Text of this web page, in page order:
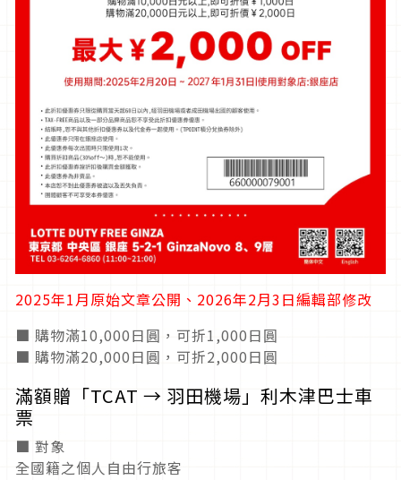
2025年1月原始文章公開、2026年2月3日編輯部修改
■ 購物滿10,000日圓，可折1,000日圓
■ 購物滿20,000日圓，可折2,000日圓
滿額贈「TCAT → 羽田機場」利木津巴士車
票
■ 對象
全國籍之個人自由行旅客